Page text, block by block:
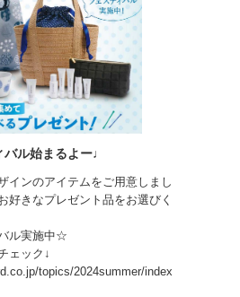
ル始まるよー♩
インのアイテムをご用意しまし
好きなプレゼント品をお選びく
ル実施中☆
ェック↓
topics/2024summer/index